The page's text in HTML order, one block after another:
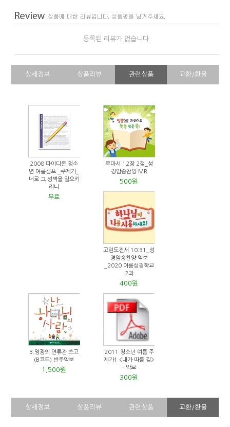
등록된 리뷰가 없습니다.
상세정보 상품리뷰 관련상품 교환/환불
2008 파이디온 청소
년 여름캠프 _주제가_
너로 그 성벽을 일으키
리니
무료
로마서 12장 2절_성
경암송찬양 MR
500원
고린도전서 10:31_성
경암송찬양 악보
_2020 여름성경학교
2과
400원
3.영광의 면류관 쓰고
(B코드) 반주악보
1,500원
2011 청소년 여름 주
제가1 <내가 따를 길>
- 악보
300원
상세정보 상품리뷰 관련상품 교환/환불